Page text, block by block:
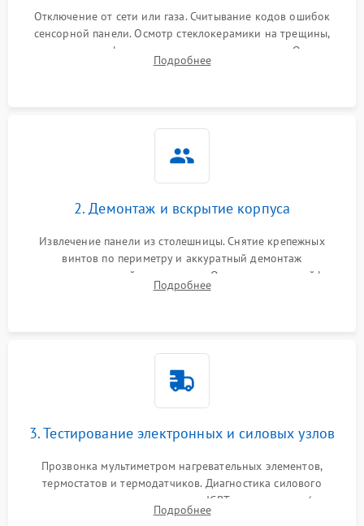
Отключение от сети или газа. Считывание кодов ошибок
сенсорной панели. Осмотр стеклокерамики на трещины,
проверка конфорок на равномерность нагрева. Опрос
клиента о симптомах (не включается, не видит посуду,
Подробнее
2. Демонтаж и вскрытие корпуса
Извлечение панели из столешницы. Снятие крепежных
винтов по периметру и аккуратный демонтаж
стеклокерамической поверхности. Отсоединение шлейфов
сенсорного блока для доступа к силовым платам, катушкам
Подробнее
3. Тестирование электронных и силовых узлов
Прозвонка мультиметром нагревательных элементов,
термостатов и термодатчиков. Диагностика силового
модуля, реле, диодных мостов и IGBT-транзисторов (для
индукции). Проверка кранов и газ-контроля (для газовых
Подробнее